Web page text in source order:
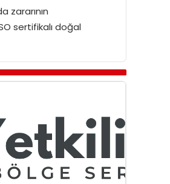
zararının
sertifikalı doğal